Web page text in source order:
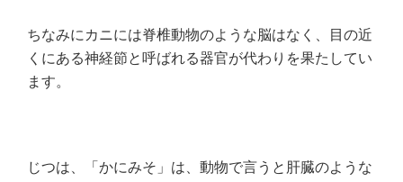
ちなみにカニには脊椎動物のような脳はなく、目の近
くにある神経節と呼ばれる器官が代わりを果たしてい
ます。
じつは、「かにみそ」は、動物で言うと肝臓のような